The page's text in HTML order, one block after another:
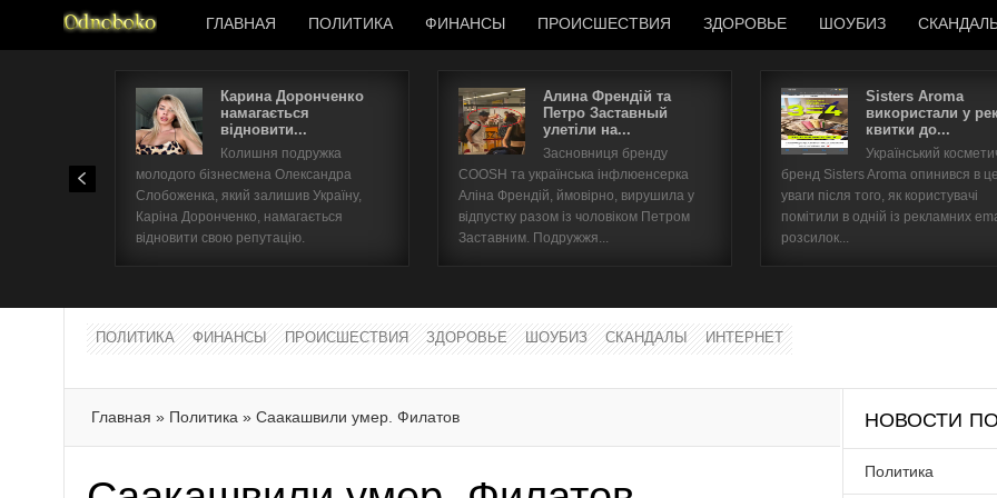
ГЛАВНАЯ ПОЛИТИКА ФИНАНСЫ ПРОИСШЕСТВИЯ ЗДОРОВЬЕ ШОУБИЗ
Карина Доронченко
намагається
відновити...
Колишня подружка
молодого бізнесмена Олександра
Слобоженка, який залишив Україну,
Каріна Доронченко, намагається
відновити свою репутацію.
Алина Френдій та
Петро Заставный
улетіли на...
Засновниця бренду
COOSH та українська інфлюенсерка
Аліна Френдій, ймовірно, вирушила у
відпустку разом із чоловіком Петром
Заставним. Подружжя...
Sisters Aroma
використали у
квитки до...
Український
бренд Sisters Aroma опинився в
уваги після того, як користувачі
помітили в одній із рекламних
розсилок...
ПОЛИТИКА ФИНАНСЫ ПРОИСШЕСТВИЯ ЗДОРОВЬЕ ШОУБИЗ СКАНДАЛЫ ИНТЕРНЕТ
Главная » Политика » Саакашвили умер. Филатов НОВОСТИ
Политика
Имя пользователя
Забыли имя пользователя?